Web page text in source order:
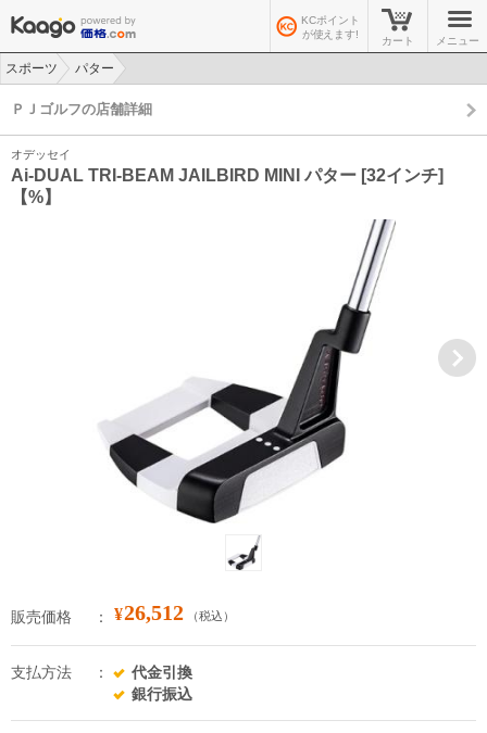
KCポイント
が使えます!
カート メニュー
スポーツ
パター
ＰＪゴルフの店舗詳細
オデッセイ
Ai-DUAL TRI-BEAM JAILBIRD MINI パター [32インチ]
【%】
販売価格 ¥26,512 （税込）
支払方法
代金引換
銀行振込